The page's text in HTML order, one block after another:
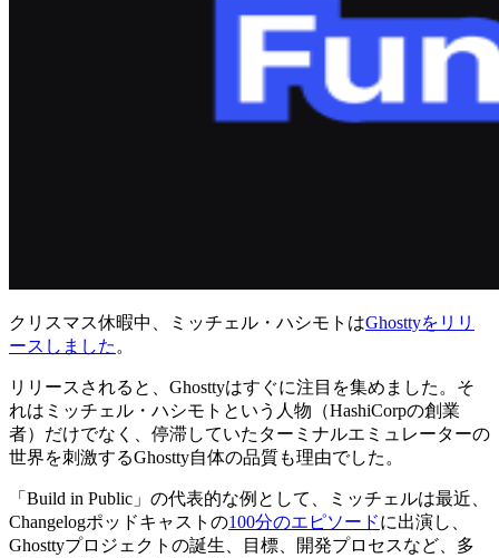
クリスマス休暇中、ミッチェル・ハシモトはGhosttyをリリ
ースしました 。
リリースされると、Ghosttyはすぐに注目を集めました。そ
れはミッチェル・ハシモトという人物（HashiCorpの創業
者）だけでなく、停滞していたターミナルエミュレーターの
世界を刺激するGhostty自体の品質も理由でした。
「Build in Public」の代表的な例として、ミッチェルは最近、
Changelogポッドキャストの100分のエピソードに出演し、
Ghosttyプロジェクトの誕生、目標、開発プロセスなど、多